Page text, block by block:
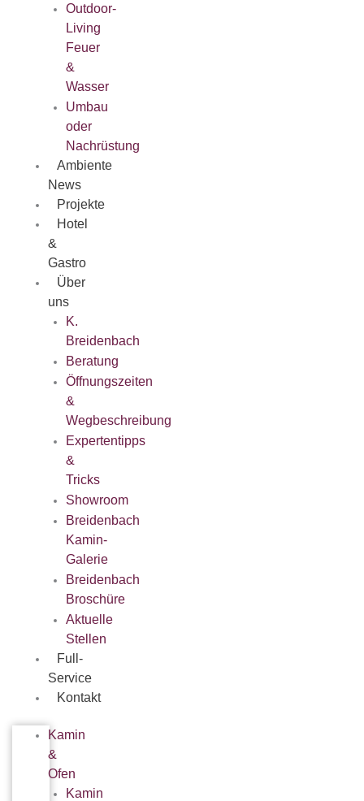
Outdoor-
Living
Feuer
&
Wasser
Umbau
oder
Nachrüstung
Ambiente
News
Projekte
Hotel
&
Gastro
Über
uns
K.
Breidenbach
Beratung
Öffnungszeiten
&
Wegbeschreibung
Expertentipps
&
Tricks
Showroom
Breidenbach
Kamin-
Galerie
Breidenbach
Broschüre
Aktuelle
Stellen
Full-
Service
Kontakt
Kamin
&
Ofen
Kamin